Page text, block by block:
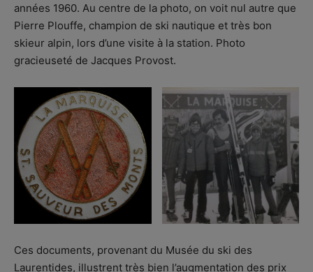
années 1960. Au centre de la photo, on voit nul autre que
Pierre Plouffe, champion de ski nautique et très bon
skieur alpin, lors d’une visite à la station. Photo
gracieuseté de Jacques Provost.
Ces documents, provenant du Musée du ski des
Laurentides, illustrent très bien l’augmentation des prix